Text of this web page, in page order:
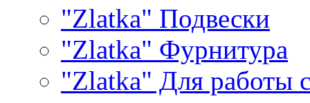
"Zlatka" Подвески
"Zlatka" Фурнитура
"Zlatka" Для работы